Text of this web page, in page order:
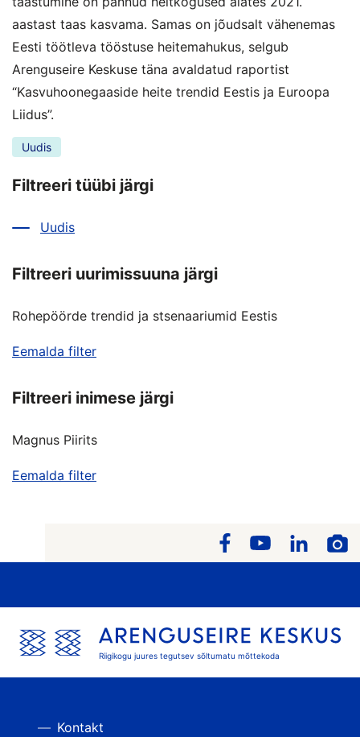
aastast taas kasvama. Samas on jõudsalt vähenemas
Eesti töötleva tööstuse heitemahukus, selgub
Arenguseire Keskuse täna avaldatud raportist
“Kasvuhoonegaaside heite trendid Eestis ja Euroopa
Liidus”.
Uudis
Filtreeri tüübi järgi
Uudis
Filtreeri uurimissuuna järgi
Rohepöörde trendid ja stsenaariumid Eestis
Eemalda filter
Filtreeri inimese järgi
Magnus Piirits
Eemalda filter
Riigikogu juures tegutsev sõltumatu mõttekoda
Kontakt